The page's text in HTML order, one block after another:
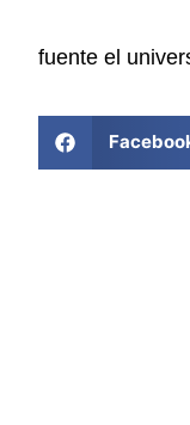
fuente el